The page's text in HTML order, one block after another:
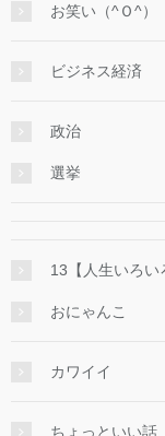
お笑い（^Ｏ^）
ビジネス経済
政治
選挙
13【人生いろい
おにゃんこ
カワイイ
ちょっといい話